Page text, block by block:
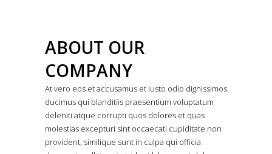
ABOUT OUR
COMPANY
At vero eos et accusamus et iusto odio dignissimos
ducimus qui blanditiis praesentium voluptatum
deleniti atque corrupti quos dolores et quas
molestias excepturi sint occaecati cupiditate non
provident, similique sunt in culpa qui officia